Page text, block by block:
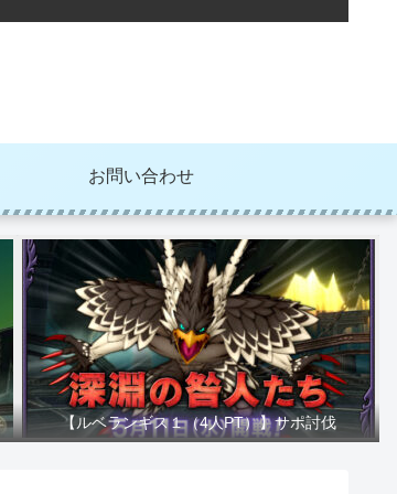
お問い合わせ
【ルベランギス１（4人PT）】サポ討伐